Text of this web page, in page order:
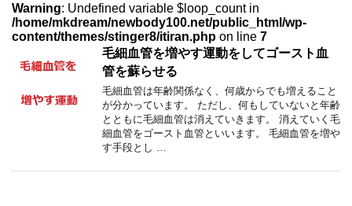
Warning: Undefined variable $loop_count in
/home/mkdream/newbody100.net/public_html/wp-
content/themes/stinger8/itiran.php on line 7
毛細血管を増やす運動をしてゴースト血
管を蘇らせる
毛細血管は年齢関係なく、何歳からでも増えること
が分かっています。 ただし、何もしていないと年齢
とともに毛細血管は消えていきます。 消えていく毛
細血管をゴースト血管といいます。 毛細血管を増や
す手段とし …